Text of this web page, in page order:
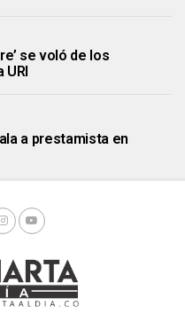
se voló de los
a prestamista en